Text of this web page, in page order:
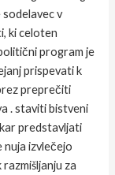
v
ki celoten
program je
prispevati k
preprečiti
. staviti bistveni
predstavljati
nuja izvlečejo
za